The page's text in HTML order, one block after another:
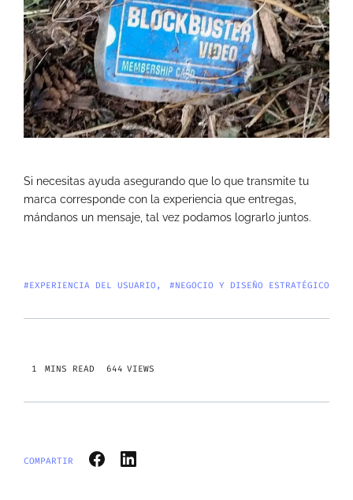
Si necesitas ayuda asegurando que lo que transmite tu
marca corresponde con la experiencia que entregas,
mándanos un mensaje, tal vez podamos lograrlo juntos.
#EXPERIENCIA DEL USUARIO #NEGOCIO Y DISEÑO ESTRATÉGICO
VIEWS
644
COMPARTIR